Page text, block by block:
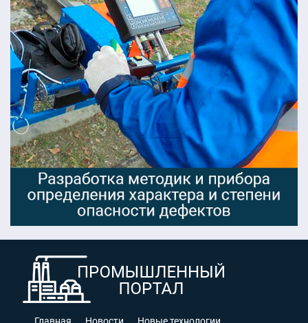
Главная Новости Новые технологии